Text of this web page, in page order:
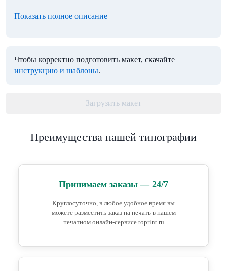
Показать полное описание
Чтобы корректно подготовить макет, скачайте
инструкцию и шаблоны.
Загрузить макет
Преимущества нашей типографии
Принимаем заказы — 24/7
Круглосуточно, в любое удобное время вы
можете разместить заказ на печать в нашем
печатном онлайн-сервисе toprint.ru